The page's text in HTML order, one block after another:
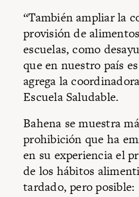
“También ampliar la
provisión de
escuelas, como
que en nuestro país
agrega la
Escuela Saludable.
Bahena se muestra
prohibición que ha
en su experiencia el
de los hábitos
tardado, pero posible: